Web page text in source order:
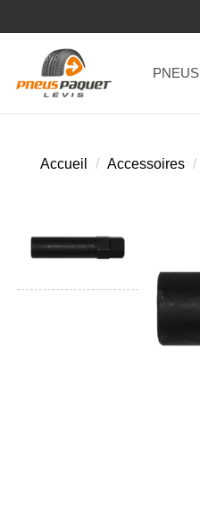
PNEUS
Accueil Accessoires